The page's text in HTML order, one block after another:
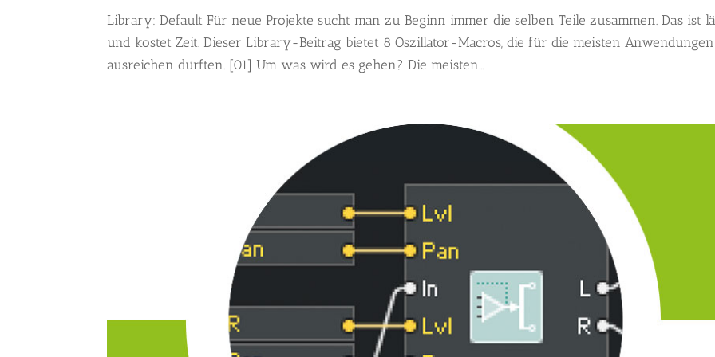
Library: Default Für neue Projekte sucht man zu Beginn immer die selben Teile zusammen. Das ist
und kostet Zeit. Dieser Library-Beitrag bietet 8 Oszillator-Macros, die für die meisten Anwendungen
ausreichen dürften. [01] Um was wird es gehen? Die meisten...